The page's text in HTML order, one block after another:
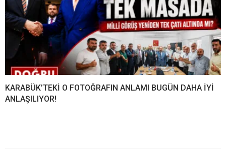
KARABÜK’TEKİ O FOTOĞRAFIN ANLAMI BUGÜN DAHA İYİ
ANLAŞILIYOR!